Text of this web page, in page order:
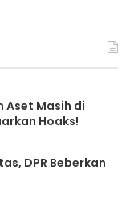
Aset Masih di
Hoaks!
DPR Beberkan